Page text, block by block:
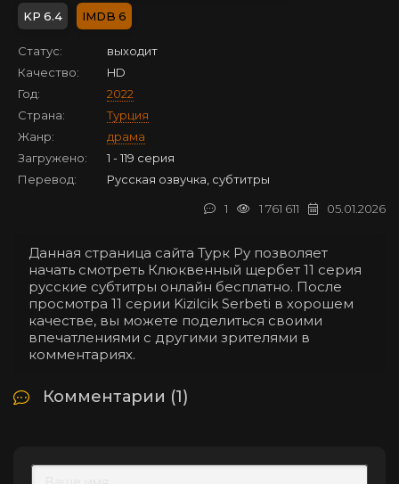
6.4 6
Статус:
выходит
Качество:
HD
Год:
2022
Страна:
Турция
Жанр:
драма
Загружено:
1 - 119 серия
Перевод:
Русская озвучка, субтитры
05.01.2026
1 761 611
1
Данная страница сайта Турк Ру позволяет
начать смотреть Клюквенный щербет 11 серия
русские субтитры онлайн бесплатно. После
просмотра 11 серии Kizilcik Serbeti в хорошем
качестве, вы можете поделиться своими
впечатлениями с другими зрителями в
комментариях.
Комментарии (1)